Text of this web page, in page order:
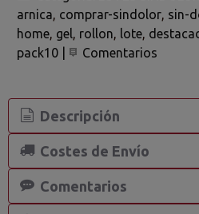
arnica comprar-sindolor sin-
home gel rollon lote
pack10
Comentarios
Descripción
Costes de Envío
Comentarios